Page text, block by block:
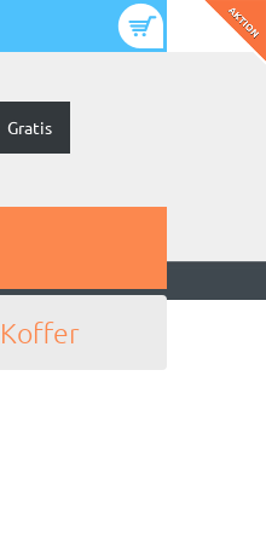
Gratis
Koffer